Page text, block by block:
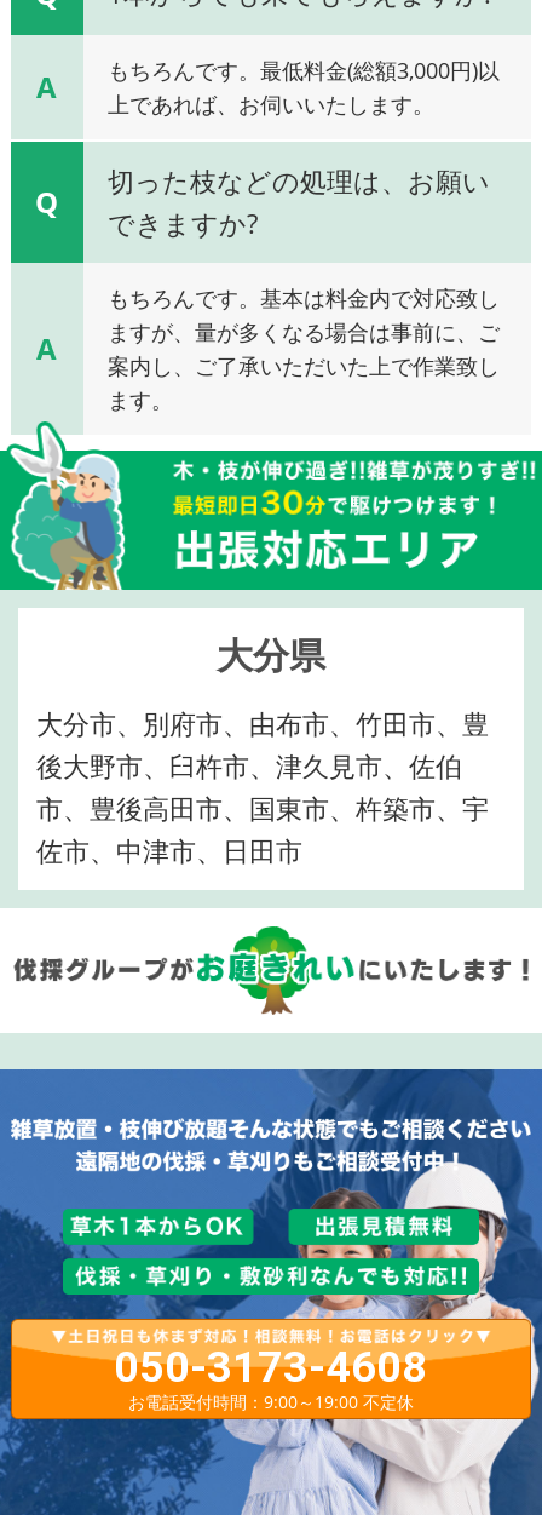
A
もちろんです。最低料金(総額3,000円)以
上であれば、お伺いいたします。
Q
切った枝などの処理は、お願い
できますか?
A
もちろんです。基本は料金内で対応致し
ますが、量が多くなる場合は事前に、ご
案内し、ご了承いただいた上で作業致し
ます。
大分県
大分市、別府市、由布市、竹田市、豊
後大野市、臼杵市、津久見市、佐伯
市、豊後高田市、国東市、杵築市、宇
佐市、中津市、日田市
050-3173-4608
お電話受付時間：9:00～19:00 不定休